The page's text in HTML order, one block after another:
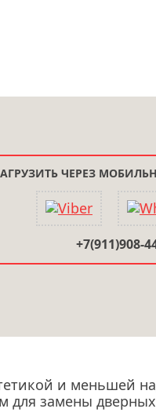
ЧЕРЕЗ
+7(911)908-
и меньшей
для замены